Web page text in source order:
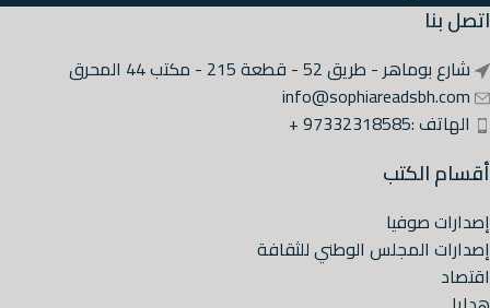
اتصل بنا
شارع بوماهر - طريق 52 - قطعة 215 - مكتب 44 المحرق
info@sophiareadsbh.com
الهاتف :97332318585 +
أقسام الكتب
إصدارات صوفيا
إصدارات المجلس الوطني للثقافة
اقتصاد